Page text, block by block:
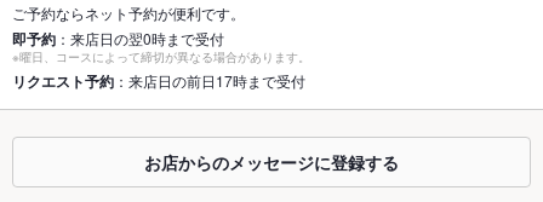
座敷 なし ：掘り炬燵個室最大24名迄可能。
掘りごたつ なし ：掘り炬燵個室最大24名迄可能。
カウンター あり ：掘り炬燵個室最大24名迄可能。
なし ：掘り炬燵個室最大24名迄可能。
ご予約ならネット予約が便利です。
即予約 ：来店日の翌0時まで受付
※曜日、コースによって締切が異なる場合があります。
リクエスト予約 ：来店日の前日17時まで受付
お店からのメッセージに登録する